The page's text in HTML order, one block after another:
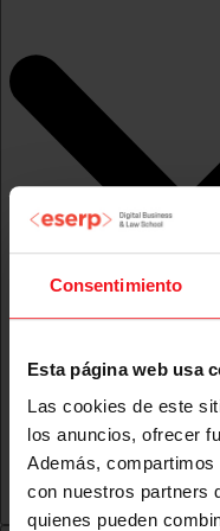
Consentimiento
Esta página web usa
Las cookies de este
los anuncios, ofrecer
Además,
con nuestros partners
quienes pueden